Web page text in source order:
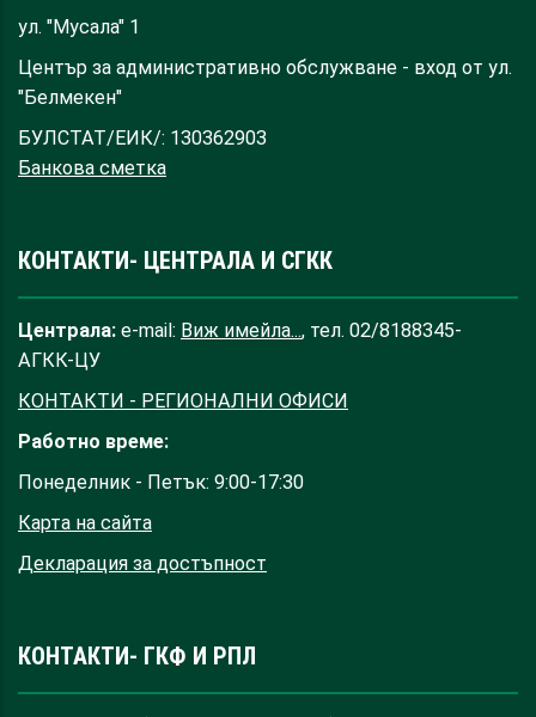
ул. "Мусала" 1
Център за административно обслужване - вход от ул.
"Белмекен"
БУЛСТАТ/ЕИК/: 130362903
Банкова сметка
КОНТАКТИ- ЦЕНТРАЛА И СГКК
Централа: e-mail: Виж имейла..., тел. 02/8188345-
АГКК-ЦУ
КОНТАКТИ - РЕГИОНАЛНИ ОФИСИ
Работно време:
Понеделник - Петък: 9:00-17:30
Карта на сайта
Декларация за достъпност
КОНТАКТИ- ГКФ И РПЛ